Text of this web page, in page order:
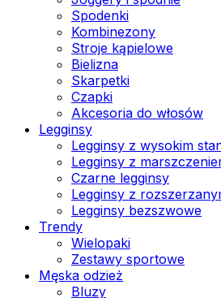
Spodenki
Kombinezony
Stroje kąpielowe
Bielizna
Skarpetki
Czapki
Akcesoria do włosów
Legginsy
Legginsy z wysokim
Legginsy z
Czarne legginsy
Legginsy z
Legginsy bezszwowe
Trendy
Wielopaki
Zestawy sportowe
Męska odzież
Bluzy